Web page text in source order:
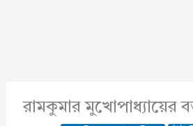
রামকুমার মুখোপাধ্যায়ের